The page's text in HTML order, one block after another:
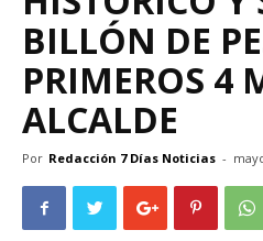
BILLÓN DE
PRIMEROS 4
ALCALDE
Por Redacción 7 Días Noticias -